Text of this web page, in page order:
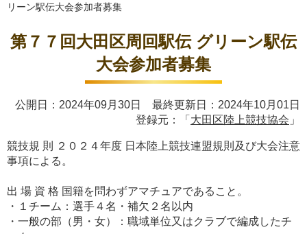
リーン駅伝大会参加者募集
第７７回大田区周回駅伝 グリーン駅伝
大会参加者募集
公開日：2024年09月30日 最終更新日：2024年10月01日
登録元：「 大田区陸上競技協会 」
競技規 則 ２０２４年度 日本陸上競技連盟規則及び大会注意
事項による。
出 場 資 格 国籍を問わずアマチュアであること。
・１チーム：選手４名・補欠２名以内
・一般の部（男・女）：職域単位又はクラブで編成したチ